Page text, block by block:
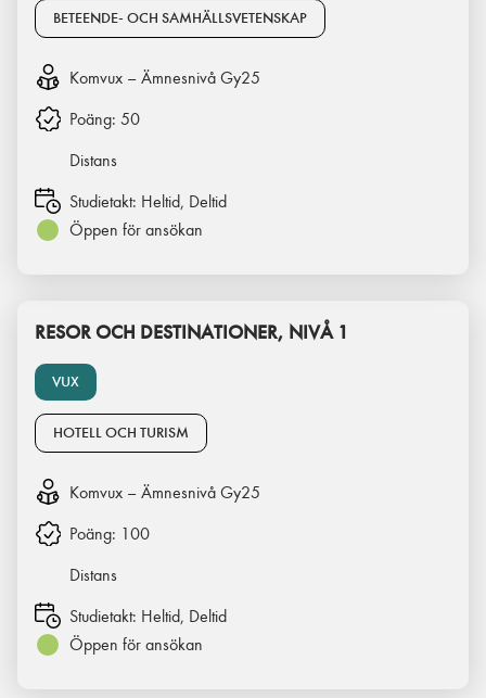
BETEENDE- OCH SAMHÄLLSVETENSKAP
Komvux – Ämnesnivå Gy25
Poäng: 50
Distans
Studietakt: Heltid, Deltid
Öppen för ansökan
VUX
RESOR OCH DESTINATIONER, NIVÅ 1
HOTELL OCH TURISM
Komvux – Ämnesnivå Gy25
Poäng: 100
Distans
Studietakt: Heltid, Deltid
Öppen för ansökan